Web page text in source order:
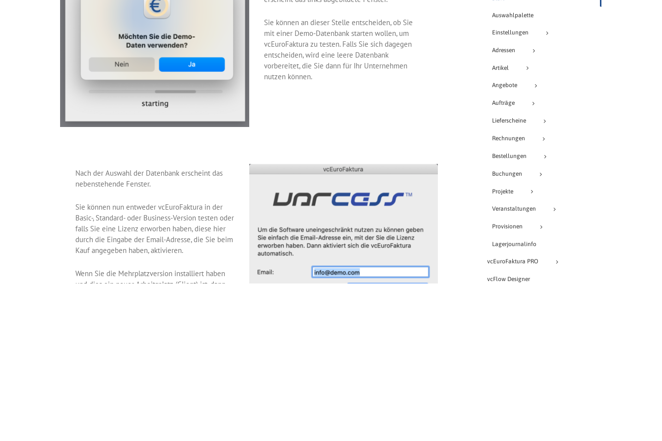
Sie können an dieser Stelle entscheiden, ob Sie
mit einer Demo-Datenbank starten wollen, um
vcEuroFaktura zu testen. Falls Sie sich dagegen
entscheiden, wird eine leere Datenbank
vorbereitet, die Sie dann für Ihr Unternehmen
nutzen können.
Nach der Auswahl der Datenbank erscheint das
nebenstehende Fenster.
Sie können nun entweder vcEuroFaktura in der
Basic-, Standard- oder Business-Version testen oder
falls Sie eine Lizenz erworben haben, diese hier
durch die Eingabe der Email-Adresse, die Sie beim
Kauf angegeben haben, aktivieren.
Wenn Sie die Mehrplatzversion installiert haben
und dies ein neuer Arbeitsplatz (Client) ist, dann
Auswahlpalette
Einstellungen
Adressen
Artikel
Angebote
Aufträge
Lieferscheine
Rechnungen
Bestellungen
Buchungen
Projekte
Veranstaltungen
Provisionen
Lagerjournalinfo
vcEuroFaktura PRO
vcFlow Designer